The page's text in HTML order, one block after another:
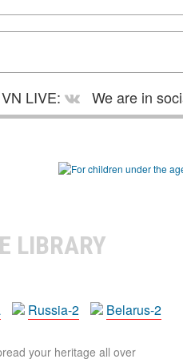
VN LIVE:
We are in
LIBRARY
Russia-2 Belarus-2
your heritage all over